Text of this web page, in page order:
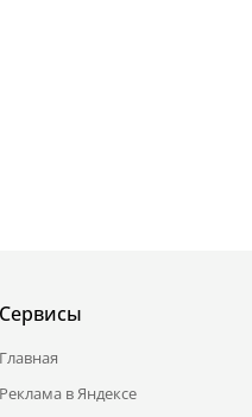
Сервисы
Главная
Реклама в Яндексе